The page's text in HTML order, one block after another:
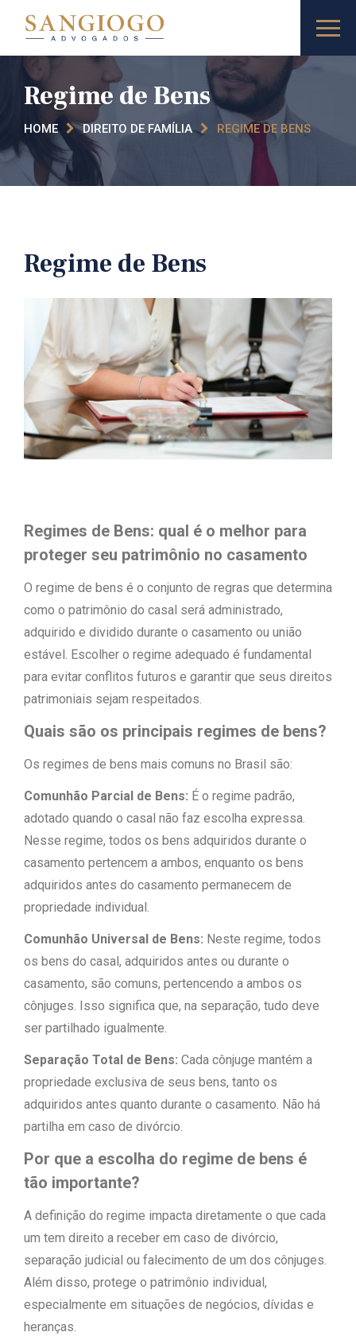
Regime de Bens
HOME DIREITO DE FAMÍLIA REGIME DE BENS
Regime de Bens
Regimes de Bens: qual é o melhor para
proteger seu patrimônio no casamento
O regime de bens é o conjunto de regras que determina
como o patrimônio do casal será administrado,
adquirido e dividido durante o casamento ou união
estável. Escolher o regime adequado é fundamental
para evitar conflitos futuros e garantir que seus direitos
patrimoniais sejam respeitados.
Quais são os principais regimes de bens?
Os regimes de bens mais comuns no Brasil são:
Comunhão Parcial de Bens: É o regime padrão,
adotado quando o casal não faz escolha expressa.
Nesse regime, todos os bens adquiridos durante o
casamento pertencem a ambos, enquanto os bens
adquiridos antes do casamento permanecem de
propriedade individual.
Comunhão Universal de Bens: Neste regime, todos
os bens do casal, adquiridos antes ou durante o
casamento, são comuns, pertencendo a ambos os
cônjuges. Isso significa que, na separação, tudo deve
ser partilhado igualmente.
Separação Total de Bens: Cada cônjuge mantém a
propriedade exclusiva de seus bens, tanto os
adquiridos antes quanto durante o casamento. Não há
partilha em caso de divórcio.
Por que a escolha do regime de bens é
tão importante?
A definição do regime impacta diretamente o que cada
um tem direito a receber em caso de divórcio,
separação judicial ou falecimento de um dos cônjuges.
Além disso, protege o patrimônio individual,
especialmente em situações de negócios, dívidas e
heranças.